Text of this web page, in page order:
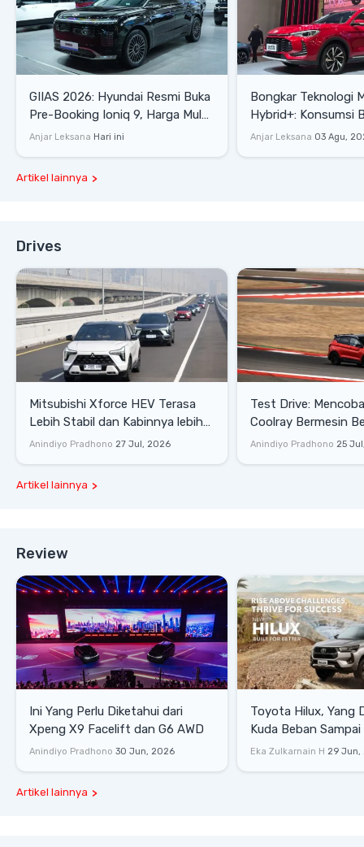
GIIAS 2026: Hyundai Resmi Buka
Pre-Booking Ioniq 9, Harga Mulai
Rp1,49 Miliar
Anjar Leksana Hari ini
Bongkar Teknologi
Hybrid+: Konsumsi
Tembus 27,7 Km/
Anjar Leksana 03 Agu,
Artikel lainnya
Drives
Mitsubishi Xforce HEV Terasa
Lebih Stabil dan Kabinnya lebih
Senyap
Anindiyo Pradhono 27 Jul, 2026
Test Drive: Mencoba Geely
Coolray Bermesin
di Sirkuit Mandalika
Anindiyo Pradhono 25
Artikel lainnya
Review
Ini Yang Perlu Diketahui dari
Xpeng X9 Facelift dan G6 AWD
Anindiyo Pradhono 30 Jun, 2026
Toyota Hilux, Yang
Kuda Beban
Lifestyle
Eka Zulkarnain H 29 Jun,
Artikel lainnya